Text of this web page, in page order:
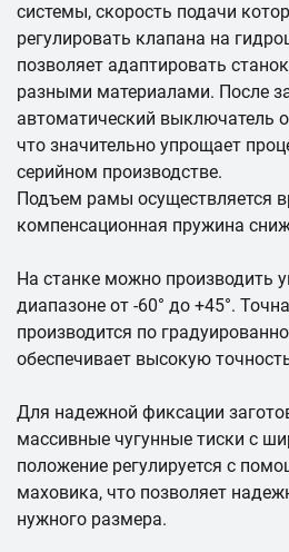
системы, скорость подачи
регулировать клапана на
позволяет адаптировать
разными материалами. После
автоматический выключатель
что значительно упрощает
серийном производстве.
Подъем рамы осуществляется
компенсационная пружина
На станке можно производить
диапазоне от -60° до +45°.
производится по
обеспечивает высокую
Для надежной фиксации
массивные чугунные тиски с
положение регулируется с
маховика, что позволяет
нужного размера.